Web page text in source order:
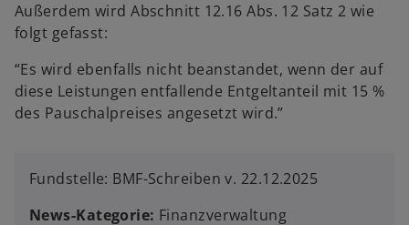
Außerdem wird Abschnitt 12.16 Abs. 12 Satz 2 wie
folgt gefasst:
“Es wird ebenfalls nicht beanstandet, wenn der auf
diese Leistungen entfallende Entgeltanteil mit 15 %
des Pauschalpreises angesetzt wird.”
Fundstelle: BMF-Schreiben v. 22.12.2025
News-Kategorie: Finanzverwaltung